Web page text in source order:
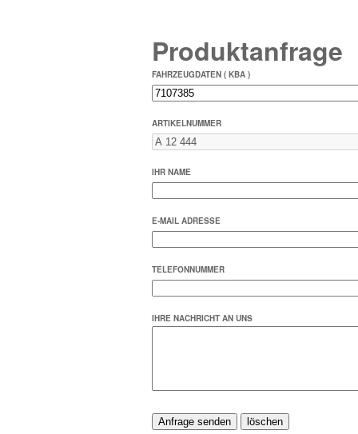
Produktanfrage
FAHRZEUGDATEN ( KBA )
ARTIKELNUMMER
IHR NAME
E-MAIL ADRESSE
TELEFONNUMMER
IHRE NACHRICHT AN UNS